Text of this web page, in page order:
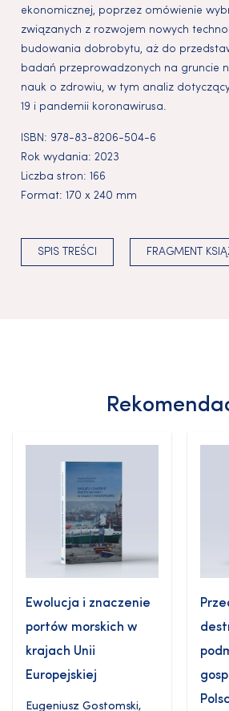
ekonomicznej, poprzez omówienie
związanych z rozwojem nowych
budowania dobrobytu, aż do
badań przeprowadzonych na gruncie
nauk o zdrowiu, w tym analiz
19 i pandemii koronawirusa.
ISBN: 978-83-8206-504-6
Rok wydania: 2023
Liczba stron: 166
Format: 170 x 240 mm
SPIS TREŚCI FRAGMENT
Ewolucja i znaczenie
portów morskich w
krajach Unii
Europejskiej
Eugeniusz Gostomski,